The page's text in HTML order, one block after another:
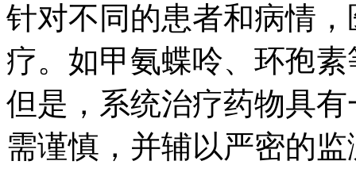
针对不同的患者和病情
疗。如甲氨蝶呤、环孢
但是，系统治疗药物具
需谨慎，并辅以严密的